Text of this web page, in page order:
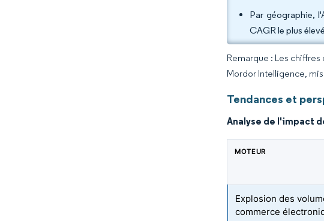
Par géographie,
CAGR le plus
Remarque : Les
Mordor Intelligence,
Tendances et
Analyse de l'impact
MOTEUR
Explosion des
commerce